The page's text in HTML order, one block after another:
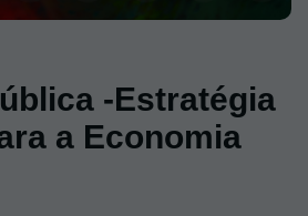
-Estratégia
a Economia